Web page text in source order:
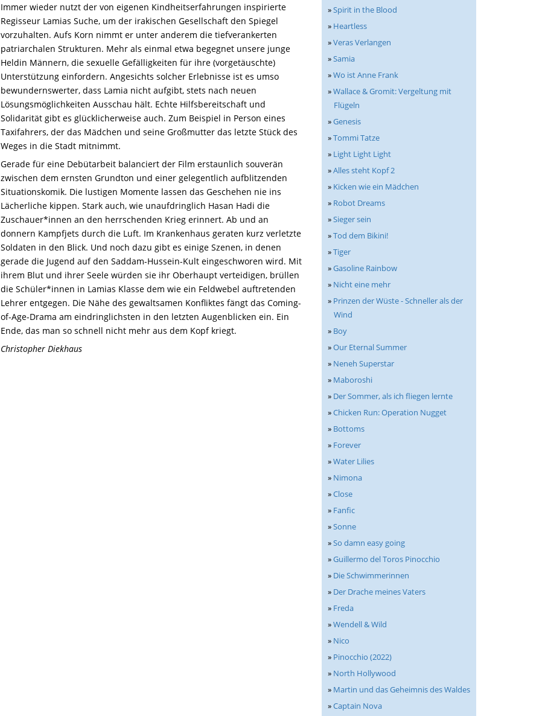
Immer wieder nutzt der von eigenen Kindheitserfahrungen inspirierte
Regisseur Lamias Suche, um der irakischen Gesellschaft den Spiegel
vorzuhalten. Aufs Korn nimmt er unter anderem die tiefverankerten
patriarchalen Strukturen. Mehr als einmal etwa begegnet unsere junge
Heldin Männern, die sexuelle Gefälligkeiten für ihre (vorgetäuschte)
Unterstützung einfordern. Angesichts solcher Erlebnisse ist es umso
bewundernswerter, dass Lamia nicht aufgibt, stets nach neuen
Lösungsmöglichkeiten Ausschau hält. Echte Hilfsbereitschaft und
Solidarität gibt es glücklicherweise auch. Zum Beispiel in Person eines
Taxifahrers, der das Mädchen und seine Großmutter das letzte Stück des
Weges in die Stadt mitnimmt.
Gerade für eine Debütarbeit balanciert der Film erstaunlich souverän
zwischen dem ernsten Grundton und einer gelegentlich aufblitzenden
Situationskomik. Die lustigen Momente lassen das Geschehen nie ins
Lächerliche kippen. Stark auch, wie unaufdringlich Hasan Hadi die
Zuschauer*innen an den herrschenden Krieg erinnert. Ab und an
donnern Kampfjets durch die Luft. Im Krankenhaus geraten kurz verletzte
Soldaten in den Blick. Und noch dazu gibt es einige Szenen, in denen
gerade die Jugend auf den Saddam-Hussein-Kult eingeschworen wird. Mit
ihrem Blut und ihrer Seele würden sie ihr Oberhaupt verteidigen, brüllen
die Schüler*innen in Lamias Klasse dem wie ein Feldwebel auftretenden
Lehrer entgegen. Die Nähe des gewaltsamen Konfliktes fängt das Coming-
of-Age-Drama am eindringlichsten in den letzten Augenblicken ein. Ein
Ende, das man so schnell nicht mehr aus dem Kopf kriegt.
Christopher Diekhaus
»Spirit in the Blood
» Heartless
»Veras Verlangen
»Samia
»Wo ist Anne Frank
»Wallace & Gromit: Vergeltung mit
Flügeln
»Genesis
»Tommi Tatze
» Light Light Light
»Alles steht Kopf 2
» Kicken wie ein Mädchen
» Robot Dreams
»Sieger sein
»Tod dem Bikini!
»Tiger
»Gasoline Rainbow
» Nicht eine mehr
» Prinzen der Wüste - Schneller als der
Wind
» Boy
»Our Eternal Summer
» Neneh Superstar
» Maboroshi
» Der Sommer, als ich fliegen lernte
»Chicken Run: Operation Nugget
» Bottoms
» Forever
»Water Lilies
» Nimona
»Close
» Fanfic
»Sonne
»So damn easy going
»Guillermo del Toros Pinocchio
» Die Schwimmerinnen
» Der Drache meines Vaters
» Freda
»Wendell & Wild
» Nico
» Pinocchio (2022)
» North Hollywood
» Martin und das Geheimnis des Waldes
»Captain Nova